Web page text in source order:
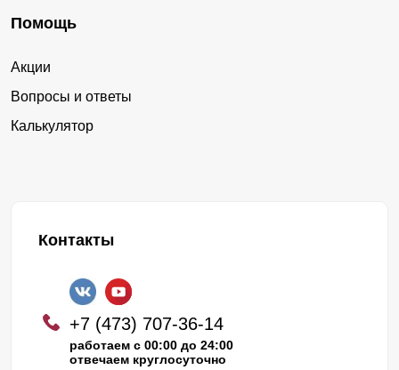
Помощь
Акции
Вопросы и ответы
Калькулятор
Контакты
+7 (473) 707-36-14
работаем с 00:00 до 24:00
отвечаем круглосуточно